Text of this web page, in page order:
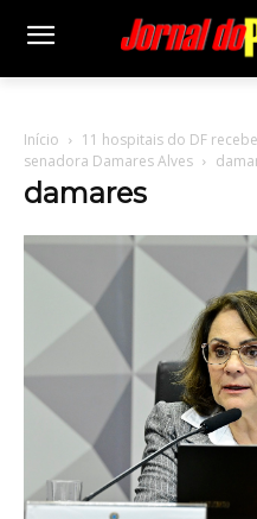
Início
11 hospitais do DF
senadora Damares Alves
damares